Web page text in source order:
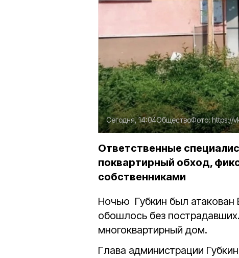
Сегодня, 14:04ОбществоФото:https://
Ответственные
поквартирный обход,
собственниками
Ночью Губкин был
обошлось без пострадавших.
многоквартирный дом.
Глава администрации